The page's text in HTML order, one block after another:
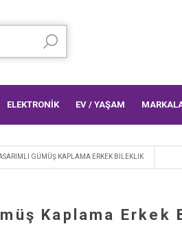
ELEKTRONİK EV / YAŞAM
GÜMÜŞ KAPLAMA ERKEK BILEKLIK
Kaplama Erkek